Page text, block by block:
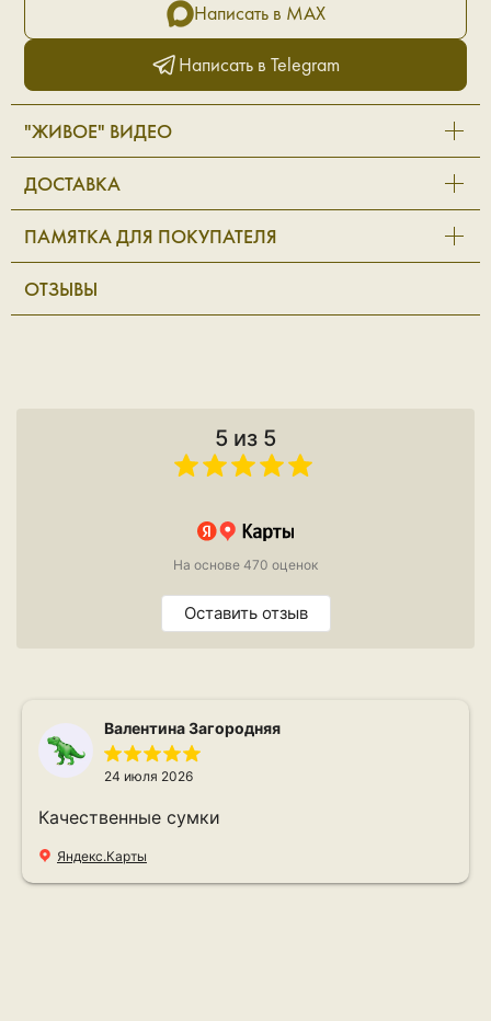
Написать в MAX
Написать в Telegram
"ЖИВОЕ" ВИДЕО
ДОСТАВКА
ПАМЯТКА ДЛЯ ПОКУПАТЕЛЯ
ОТЗЫВЫ
5 из 5
На основе 470 оценок
Оставить отзыв
Валентина Загородняя
24 июля 2026
Качественные сумки
Яндекс.Карты